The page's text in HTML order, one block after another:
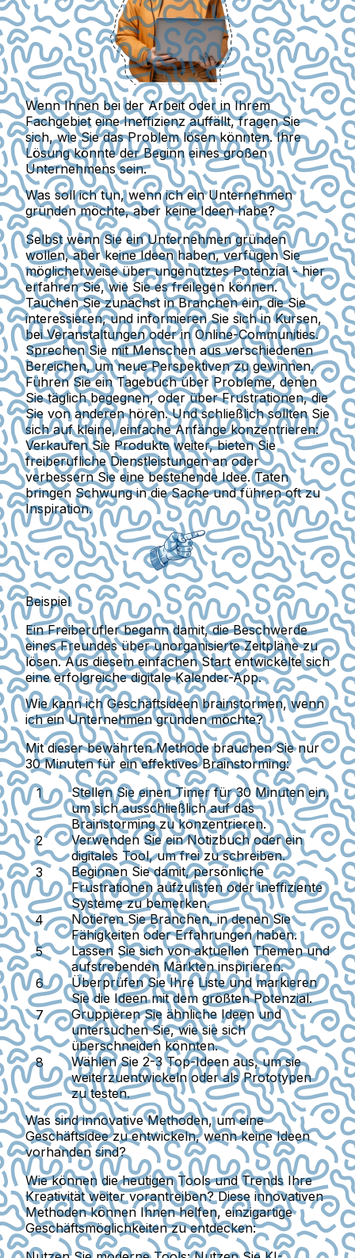
Wenn Ihnen bei der Arbeit oder in Ihrem
Fachgebiet eine Ineffizienz auffällt, fragen Sie
sich, wie Sie das Problem lösen könnten. Ihre
Lösung könnte der Beginn eines großen
Unternehmens sein.
Was soll ich tun, wenn ich ein Unternehmen
gründen möchte, aber keine Ideen habe?
Selbst wenn Sie ein Unternehmen gründen
wollen, aber keine Ideen haben, verfügen Sie
möglicherweise über ungenutztes Potenzial - hier
erfahren Sie, wie Sie es freilegen können.
Tauchen Sie zunächst in Branchen ein, die Sie
interessieren, und informieren Sie sich in Kursen,
bei Veranstaltungen oder in Online-Communities.
Sprechen Sie mit Menschen aus verschiedenen
Bereichen, um neue Perspektiven zu gewinnen.
Führen Sie ein Tagebuch über Probleme, denen
Sie täglich begegnen, oder über Frustrationen, die
Sie von anderen hören. Und schließlich sollten Sie
sich auf kleine, einfache Anfänge konzentrieren:
Verkaufen Sie Produkte weiter, bieten Sie
freiberufliche Dienstleistungen an oder
verbessern Sie eine bestehende Idee. Taten
bringen Schwung in die Sache und führen oft zu
Inspiration.
Beispiel
Ein Freiberufler begann damit, die Beschwerde
eines Freundes über unorganisierte Zeitpläne zu
lösen. Aus diesem einfachen Start entwickelte sich
eine erfolgreiche digitale Kalender-App.
Wie kann ich Geschäftsideen brainstormen, wenn
ich ein Unternehmen gründen möchte?
Mit dieser bewährten Methode brauchen Sie nur
30 Minuten für ein effektives Brainstorming:
Stellen Sie einen Timer für 30 Minuten ein,
um sich ausschließlich auf das
Brainstorming zu konzentrieren.
Verwenden Sie ein Notizbuch oder ein
digitales Tool, um frei zu schreiben.
Beginnen Sie damit, persönliche
Frustrationen aufzulisten oder ineffiziente
Systeme zu bemerken.
Notieren Sie Branchen, in denen Sie
Fähigkeiten oder Erfahrungen haben.
Lassen Sie sich von aktuellen Themen und
aufstrebenden Märkten inspirieren.
Überprüfen Sie Ihre Liste und markieren
Sie die Ideen mit dem größten Potenzial.
Gruppieren Sie ähnliche Ideen und
untersuchen Sie, wie sie sich
überschneiden könnten.
Wählen Sie 2-3 Top-Ideen aus, um sie
weiterzuentwickeln oder als Prototypen
zu testen.
Was sind innovative Methoden, um eine
Geschäftsidee zu entwickeln, wenn keine Ideen
vorhanden sind?
Wie können die heutigen Tools und Trends Ihre
Kreativität weiter vorantreiben? Diese innovativen
Methoden können Ihnen helfen, einzigartige
Geschäftsmöglichkeiten zu entdecken: